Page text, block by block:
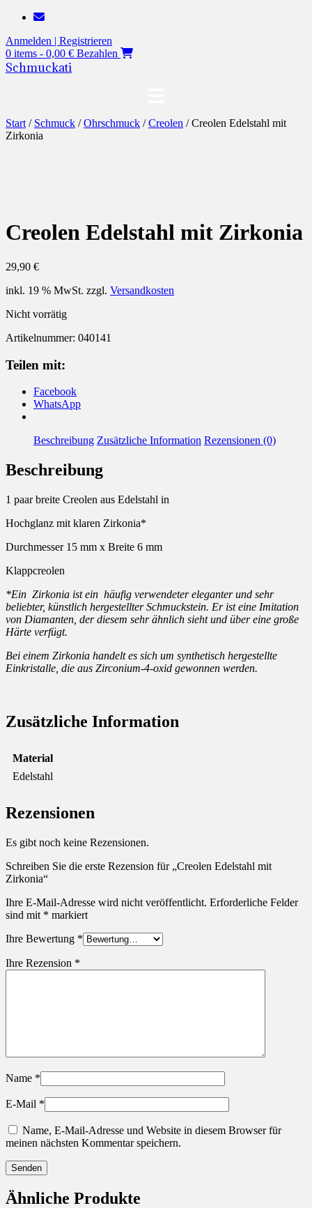
Zum
springen
Anmelden | Registrieren
0 items - 0,00 € Bezahlen
Schmuckati
Start / Schmuck /Ohrschmuck /Creolen / Creolen Edelstahl mit
Zirkonia
Creolen Edelstahl mit Zirkonia
29,90 €
inkl. 19 % MwSt. zzgl. Versandkosten
Nicht vorrätig
Artikelnummer: 040141
Teilen mit:
Facebook
WhatsApp
Beschreibung Zusätzliche Information Rezensionen (0)
Beschreibung
1 paar breite Creolen aus Edelstahl in
Hochglanz mit klaren Zirkonia*
Durchmesser 15 mm x Breite 6 mm
Klappcreolen
*Ein Zirkonia ist ein häufig verwendeter eleganter und sehr
beliebter, künstlich hergestellter Schmuckstein. Er ist eine Imitation
von Diamanten, der diesem sehr ähnlich sieht und über eine große
Härte verfügt.
Bei einem Zirkonia handelt es sich um synthetisch hergestellte
Einkristalle, die aus Zirconium-4-oxid gewonnen werden.
Zusätzliche Information
Material
Edelstahl
Rezensionen
Es gibt noch keine Rezensionen.
Schreiben Sie die erste Rezension für „Creolen Edelstahl mit
Zirkonia“
Ihre E-Mail-Adresse wird nicht veröffentlicht. Erforderliche Felder
sind mit * markiert
Ihre Bewertung *
Ihre Rezension *
Name *
E-Mail *
Name, E-Mail-Adresse und Website in diesem Browser für
meinen nächsten Kommentar speichern.
Ähnliche Produkte